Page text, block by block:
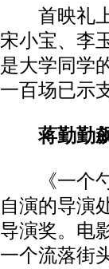
首映礼上
宋小宝、李
是大学同学
一百场已示
蒋勤勤
《一个勺
自演的导演
导演奖。电
一个流落街